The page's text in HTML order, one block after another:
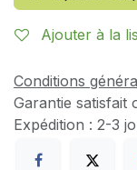
Ajouter à la
Conditions
Garantie satisfait
Expédition : 2-3